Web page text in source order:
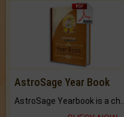
AstroSage Year Book